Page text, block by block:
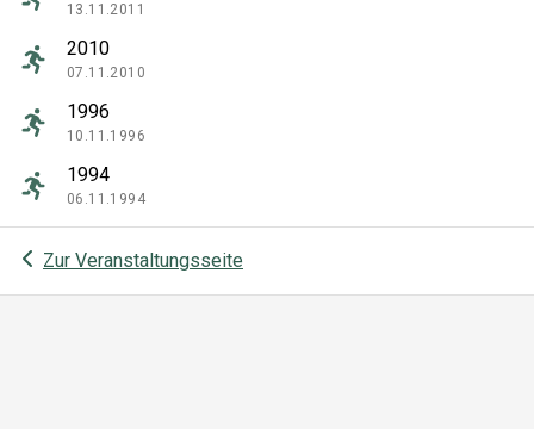
13.11.2011
2010
07.11.2010
1996
10.11.1996
1994
06.11.1994
Zur Veranstaltungsseite